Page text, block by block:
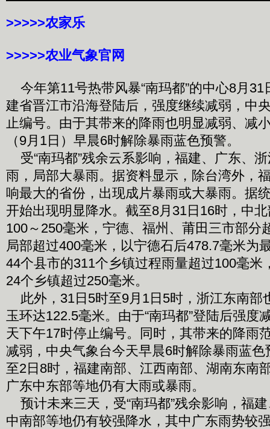
>>>>>农家乐
>>>>>农业气象官网
今年第11号热带风暴“南玛都”的中心8月31
建省晋江市沿海登陆后，强度继续减弱，中
止编号。由于其带来的降雨也明显减弱、减
（9月1日）早晨6时解除暴雨蓝色预警。
受“南玛都”残余云系影响，福建、广东、
雨，局部大暴雨。据资料显示，除台湾外，
响最大的省份，出现成片暴雨或大暴雨。据
开始出现明显降水。截至8月31日16时，中
100～250毫米，宁德、福州、莆田三市部分
局部超过400毫米，以宁德石后478.7毫米为
44个县市的311个乡镇过程雨量超过100毫米
24个乡镇超过250毫米。
此外，31日5时至9月1日5时，浙江东南部
玉环达122.5毫米。由于“南玛都”登陆后强度
天下午17时停止编号。同时，其带来的降雨
减弱，中央气象台今天早晨6时解除暴雨蓝
至2日8时，福建南部、江西南部、湖南东南
广东中东部等地仍有大雨或暴雨。
预计未来三天，受“南玛都”残余影响，福
中南部等地仍有较强降水，其中广东雨势较